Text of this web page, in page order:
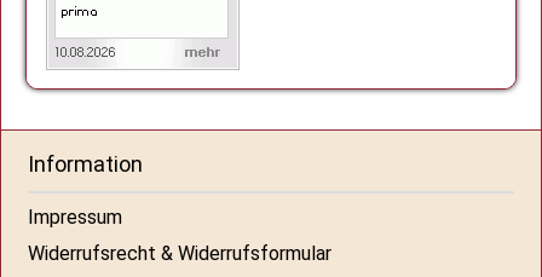
Information
Impressum
Widerrufsrecht & Widerrufsformular